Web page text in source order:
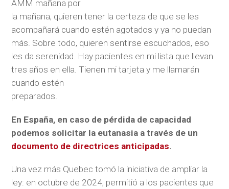
AMM mañana por
la mañana, quieren tener la certeza de que se les
acompañará cuando estén agotados y ya no puedan
más. Sobre todo, quieren sentirse escuchados, eso
les da serenidad. Hay pacientes en mi lista que llevan
tres años en ella. Tienen mi tarjeta y me llamarán
cuando estén
preparados.
En España, en caso de pérdida de capacidad
podemos solicitar la eutanasia a través de un
documento de directrices anticipadas.
Una vez más Quebec tomó la iniciativa de ampliar la
ley: en octubre de 2024, permitió a los pacientes que